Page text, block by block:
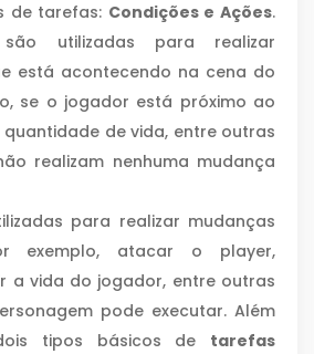
de tarefas: Condições e Ações.
utilizadas para realizar
está acontecendo na cena do
se o jogador está próximo ao
de vida, entre outras
realizam nenhuma mudança
para realizar mudanças
exemplo, atacar o player,
a vida do jogador, entre outras
pode executar. Além
tipos básicos de tarefas